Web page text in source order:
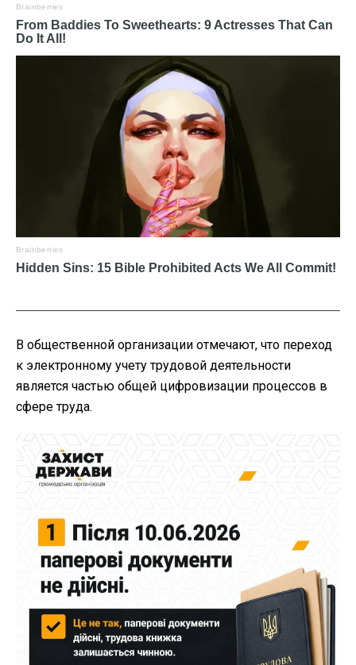
В общественной организации отмечают, что переход
к электронному учету трудовой деятельности
является частью общей цифровизации процессов в
сфере труда.